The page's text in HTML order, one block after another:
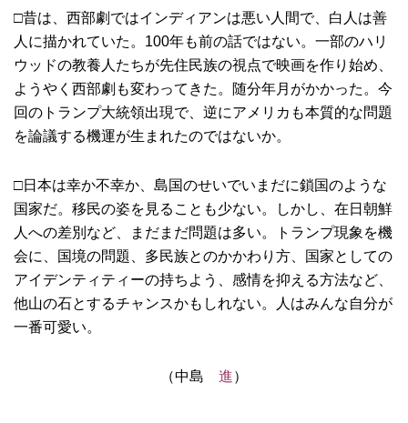
□昔は、西部劇ではインディアンは悪い人間で、白人は善
人に描かれていた。100年も前の話ではない。一部のハリ
ウッドの教養人たちが先住民族の視点で映画を作り始め、
ようやく西部劇も変わってきた。随分年月がかかった。今
回のトランプ大統領出現で、逆にアメリカも本質的な問題
を論議する機運が生まれたのではないか。
□日本は幸か不幸か、島国のせいでいまだに鎖国のような
国家だ。移民の姿を見ることも少ない。しかし、在日朝鮮
人への差別など、まだまだ問題は多い。トランプ現象を機
会に、国境の問題、多民族とのかかわり方、国家としての
アイデンティティーの持ちよう、感情を抑える方法など、
他山の石とするチャンスかもしれない。人はみんな自分が
一番可愛い。
（中島 進）